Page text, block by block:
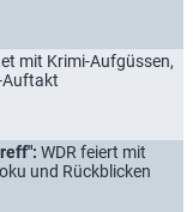
mit Krimi-Aufgüssen,
Auftakt
WDR feiert mit
und Rückblicken